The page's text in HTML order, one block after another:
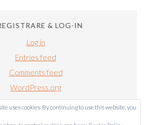
& LOG-IN
Log in
Entries feed
Comments feed
WordPress.org
uses cookies. By continuing to use this website, you